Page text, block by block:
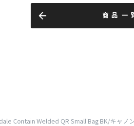
商品一
Contain Welded QR Small Bag BK/キャ